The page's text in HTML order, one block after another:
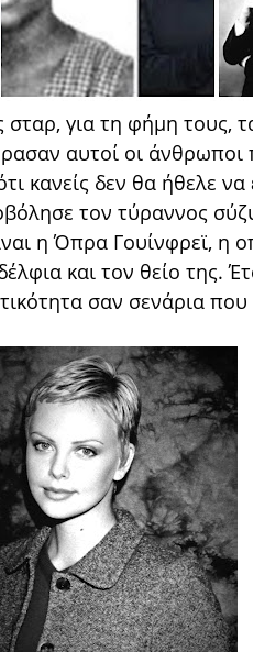
για τη φήμη τους,
αυτοί οι άνθρωποι
κανείς δεν θα ήθελε
τον τύραννος
η Όπρα Γουίνφρεϊ, η
και τον θείο της.
σαν σενάρια που